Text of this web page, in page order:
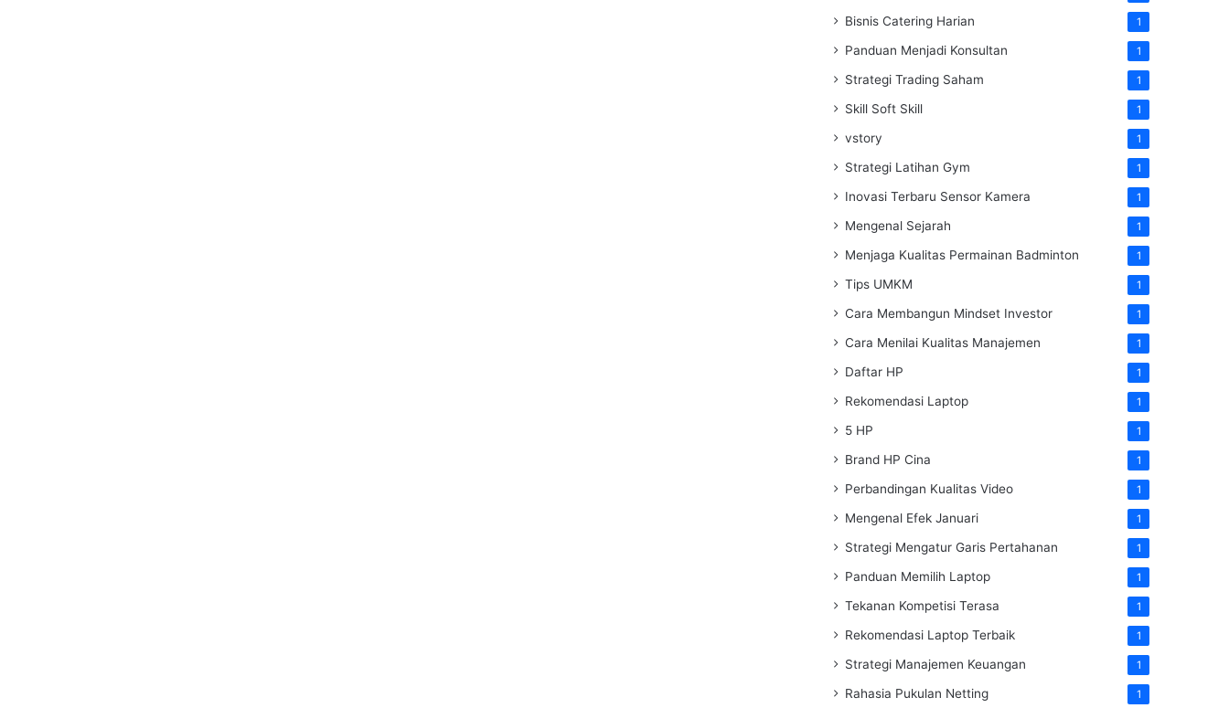
Bisnis Catering Harian 1
Panduan Menjadi Konsultan 1
Strategi Trading Saham 1
Skill Soft Skill 1
vstory 1
Strategi Latihan Gym 1
Inovasi Terbaru Sensor Kamera 1
Mengenal Sejarah 1
Menjaga Kualitas Permainan Badminton 1
Tips UMKM 1
Cara Membangun Mindset Investor 1
Cara Menilai Kualitas Manajemen 1
Daftar HP 1
Rekomendasi Laptop 1
5 HP 1
Brand HP Cina 1
Perbandingan Kualitas Video 1
Mengenal Efek Januari 1
Strategi Mengatur Garis Pertahanan 1
Panduan Memilih Laptop 1
Tekanan Kompetisi Terasa 1
Rekomendasi Laptop Terbaik 1
Strategi Manajemen Keuangan 1
Rahasia Pukulan Netting 1